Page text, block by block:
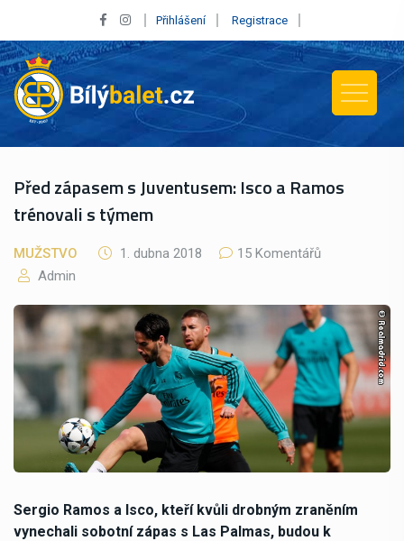
Přihlášení Registrace
Před zápasem s Juventusem: Isco a Ramos
trénovali s týmem
MUŽSTVO 1. dubna 2018
15 Komentářů
Admin
Sergio Ramos a Isco, kteří kvůli drobným zraněním
vynechali sobotní zápas s Las Palmas, budou k